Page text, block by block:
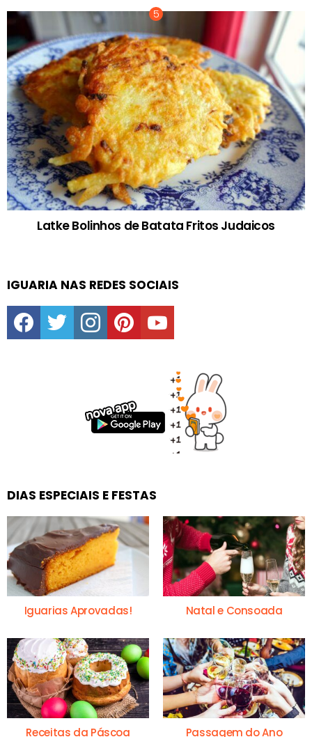
Latke Bolinhos de Batata Fritos Judaicos
IGUARIA NAS REDES SOCIAIS
facebooktwitter instagrampinterestyoutube
DIAS ESPECIAIS E FESTAS
Iguarias Aprovadas! Natal e Consoada
Receitas da Páscoa Passagem do Ano